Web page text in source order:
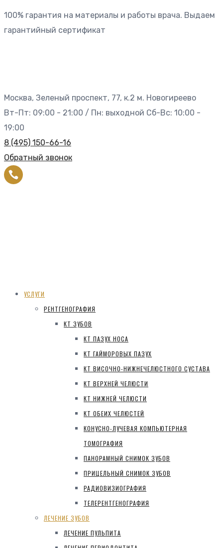
100% гарантия на материалы и работы врача. Выдаем
гарантийный сертификат
Москва, Зеленый проспект, 77, к.2 м. Новогиреево
Вт-Пт: 09:00 - 21:00 / Пн: выходной Сб-Вс: 10:00 -
19:00
8 (495) 150-66-16
Обратный звонок
УСЛУГИ
РЕНТГЕНОГРАФИЯ
КТ ЗУБОВ
КТ ПАЗУХ НОСА
КТ ГАЙМОРОВЫХ ПАЗУХ
КТ ВИСОЧНО-НИЖНЕЧЕЛЮСТНОГО СУСТАВА
КТ ВЕРХНЕЙ ЧЕЛЮСТИ
КТ НИЖНЕЙ ЧЕЛЮСТИ
КТ ОБЕИХ ЧЕЛЮСТЕЙ
КОНУСНО-ЛУЧЕВАЯ КОМПЬЮТЕРНАЯ
ТОМОГРАФИЯ
ПАНОРАМНЫЙ СНИМОК ЗУБОВ
ПРИЦЕЛЬНЫЙ СНИМОК ЗУБОВ
РАДИОВИЗИОГРАФИЯ
ТЕЛЕРЕНТГЕНОГРАФИЯ
ЛЕЧЕНИЕ ЗУБОВ
ЛЕЧЕНИЕ ПУЛЬПИТА